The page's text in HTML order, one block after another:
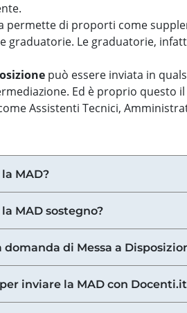
permette di proporti come
graduatorie. Le graduatorie,
può essere inviata in
Ed è proprio questo
Assistenti Tecnici,
MAD?
MAD sostegno?
domanda di Messa a
inviare la MAD con